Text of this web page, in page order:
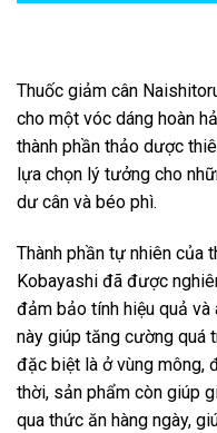
Thuốc giảm cân
cho một vóc dáng hoàn
thành phần thảo dược
lựa chọn lý tưởng cho
dư cân và béo phì.
Thành phần tự nhiên của
Kobayashi đã được
đảm bảo tính hiệu quả
này giúp tăng cường quá
đặc biệt là ở vùng mông,
thời, sản phẩm còn giúp
qua thức ăn hàng ngày,